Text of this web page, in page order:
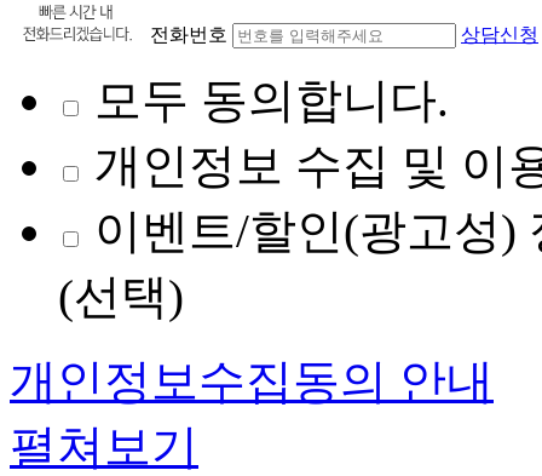
전화번호 상담신청
모두 동의합니다.
개인정보 수집 및 이
이벤트/할인(광고성)
(선택)
개인정보수집동의 안내
펼쳐보기